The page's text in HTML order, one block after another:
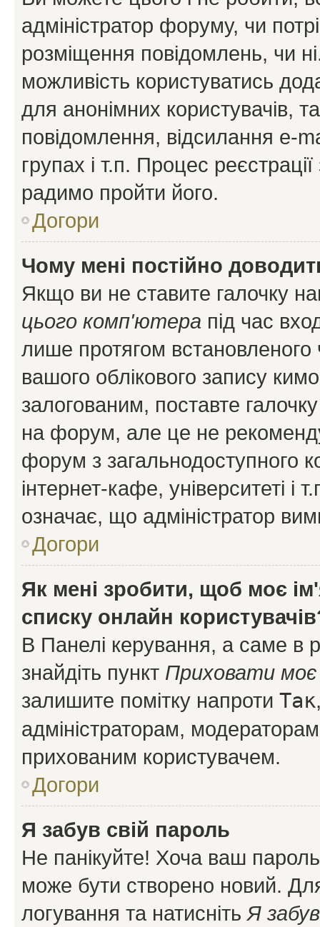
адміністратор форуму, чи
розміщення повідомлень, чи
можливість користуватись
для анонімних користувачів,
повідомлення, відсилання e-
групах і т.п. Процес
радимо пройти його.
Догори
Чому мені постійно
Якщо ви не ставите галочку
цього комп'ютера під час
лише протягом встановленого
вашого облікового запису
залогованим, поставте
на форум, але це не
форум з загальнодоступного
інтернет-кафе, університеті і
означає, що адміністратор
Догори
Як мені зробити, щоб моє
списку онлайн
В Панелі керування, а саме в
знайдіть пункт Приховати моє
залишите помітку напроти Так
адміністраторам,
прихованим користувачем.
Догори
Я забув свій пароль
Не панікуйте! Хоча ваш
може бути створено новий.
логування та натисніть Я